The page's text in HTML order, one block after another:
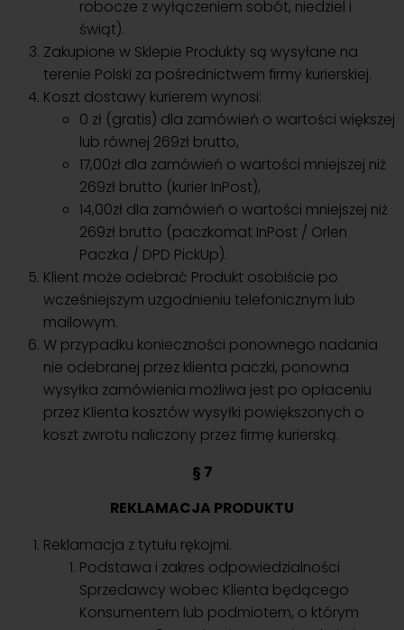
robocze z wyłączeniem sobót, niedziel i
świąt).
Zakupione w Sklepie Produkty są wysyłane na
terenie Polski za pośrednictwem firmy kurierskiej.
Koszt dostawy kurierem wynosi:
0 zł (gratis) dla zamówień o wartości większej
lub równej 269zł brutto,
17,00zł dla zamówień o wartości mniejszej niż
269zł brutto (kurier InPost),
14,00zł dla zamówień o wartości mniejszej niż
269zł brutto (paczkomat InPost / Orlen
Paczka / DPD PickUp).
Klient może odebrać Produkt osobiście po
wcześniejszym uzgodnieniu telefonicznym lub
mailowym.
W przypadku konieczności ponownego nadania
nie odebranej przez klienta paczki, ponowna
wysyłka zamówienia możliwa jest po opłaceniu
przez Klienta kosztów wysyłki powiększonych o
koszt zwrotu naliczony przez firmę kurierską.
§ 7
REKLAMACJA PRODUKTU
Reklamacja z tytułu rękojmi.
Podstawa i zakres odpowiedzialności
Sprzedawcy wobec Klienta będącego
Konsumentem lub podmiotem, o którym